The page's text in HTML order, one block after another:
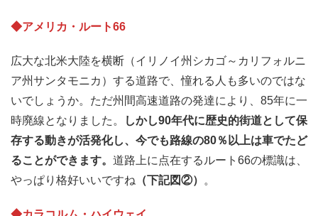
◆アメリカ・ルート66
広大な北米大陸を横断（イリノイ州シカゴ～カリフォルニ
ア州サンタモニカ）する道路で、憧れる人も多いのではな
いでしょうか。ただ州間高速道路の発達により、85年に一
時廃線となりました。
しかし90年代に歴史的街道として保
存する動きが活発化し、今でも路線の80％以上は車でたど
ることができます。 道路上に点在するルート66の標識は、
やっぱり格好いいですね （下記図②） 。